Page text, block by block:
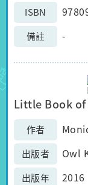
ISBN
備註 -
Little Book of
作者
出版者 Owl
出版年 2016